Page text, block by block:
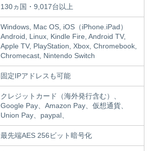
130ヵ国・9,017台以上
Windows, Mac OS, iOS（iPhone.iPad）
Android, Linux, Kindle Fire, Android TV,
Apple TV, PlayStation, Xbox, Chromebook,
Chromecast, Nintendo Switch
固定IPアドレスも可能
クレジットカード（海外発行含む）、
Google Pay、Amazon Pay、仮想通貨、
Union Pay、paypal、
最先端AES 256ビット暗号化